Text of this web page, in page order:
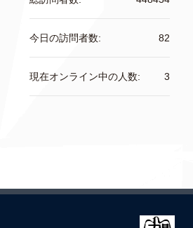
82
今日の訪問者数:
3
現在オンライン中の人数: